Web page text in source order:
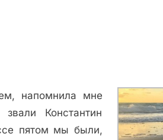
напомнила мне
Константин
пятом мы были,